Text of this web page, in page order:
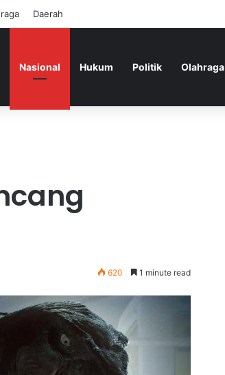
Daerah
Nasional Hukum Politik Olahraga
620 1 minute read